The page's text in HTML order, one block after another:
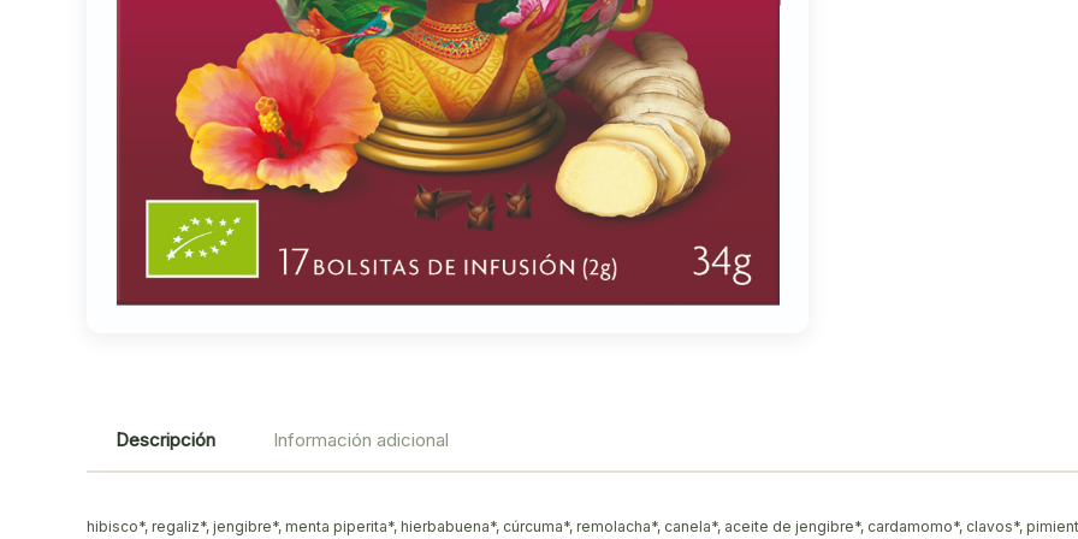
Descripción Información adicional
hibisco*, regaliz*, jengibre*, menta piperita*, hierbabuena*, cúrcuma*, remolacha*, canela*, aceite de jengibre*, cardamomo*, clavos*,